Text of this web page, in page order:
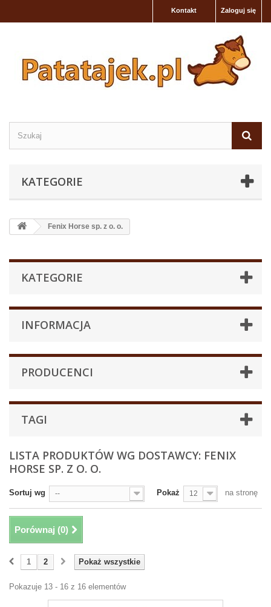
Zaloguj się
Kontakt
KATEGORIE
Fenix Horse sp. z o. o.
KATEGORIE
INFORMACJA
PRODUCENCI
TAGI
LISTA PRODUKTÓW WG DOSTAWCY: FENIX
HORSE SP. Z O. O.
Sortuj wg -- Pokaż 12 na stronę
Porównaj (0)
Pokaż wszystkie
1 2
Pokazuje 13 - 16 z 16 elementów